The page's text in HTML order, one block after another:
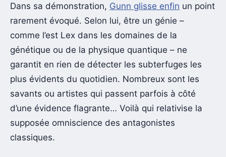
Dans sa démonstration, Gunn glisse enfin un point
rarement évoqué. Selon lui, être un génie –
comme l’est Lex dans les domaines de la
génétique ou de la physique quantique – ne
garantit en rien de détecter les subterfuges les
plus évidents du quotidien. Nombreux sont les
savants ou artistes qui passent parfois à côté
d’une évidence flagrante… Voilà qui relativise la
supposée omniscience des antagonistes
classiques.